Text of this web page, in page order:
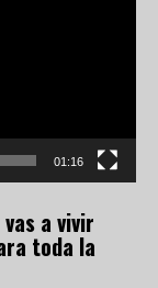
01:16
a vivir
toda la